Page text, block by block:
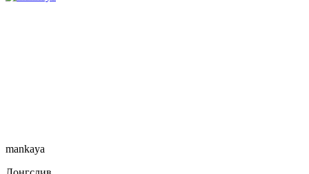
mankaya